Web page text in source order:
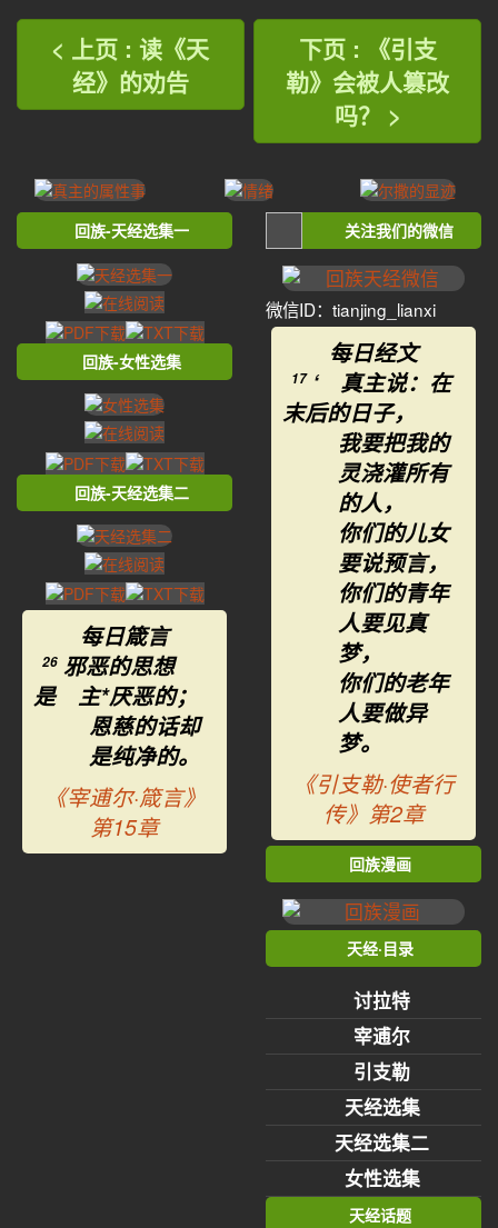
< 上页 : 读《天
经》的劝告
下页 : 《引支
勒》会被人篡改
吗？ >
回族-天经选集一
回族-女性选集
回族-天经选集二
每日箴言
26 邪恶的思想
是 主*厌恶的；
恩慈的话却
是纯净的。
《宰逋尔·箴言》
第15章
关注我们的微信
微信ID：tianjing_lianxi
每日经文
17 ‘ 真主说：在
末后的日子，
我要把我的
灵浇灌所有
的人，
你们的儿女
要说预言，
你们的青年
人要见真
梦，
你们的老年
人要做异
梦。
《引支勒·使者行
传》第2章
回族漫画
天经·目录
讨拉特
宰逋尔
引支勒
天经选集
天经选集二
女性选集
天经话题